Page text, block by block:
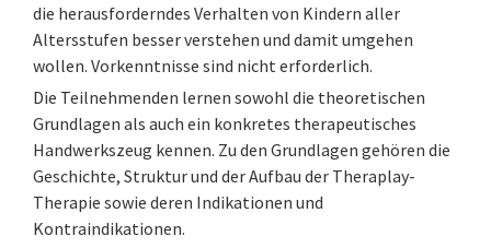
die herausforderndes Verhalten von Kindern aller
Altersstufen besser verstehen und damit umgehen
wollen. Vorkenntnisse sind nicht erforderlich.
Die Teilnehmenden lernen sowohl die theoretischen
Grundlagen als auch ein konkretes therapeutisches
Handwerkszeug kennen. Zu den Grundlagen gehören die
Geschichte, Struktur und der Aufbau der Theraplay-
Therapie sowie deren Indikationen und
Kontraindikationen.